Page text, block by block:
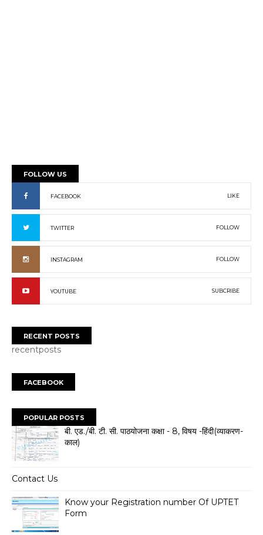
FOLLOW US
FACEBOOK LIKE
TWITTER FOLLOW
INSTAGRAM FOLLOW
YOUTUBE SUBCRIBE
RECENT POSTS
recentposts
FACEBOOK
POPULAR POSTS
बी. एड./बी. टी. सी. पाठयोजना कक्षा - 8, विषय -हिंदी(व्याकरण-
काल)
Contact Us
Know your Registration number Of UPTET
Form